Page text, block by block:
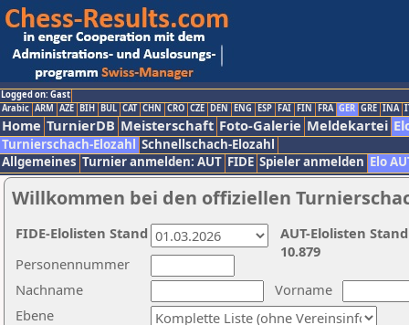
Logged on: Gast
Arabic ARM AZE BIH BUL CAT CHN CRO CZE DEN ENG ESP FAI FIN FRA GER GRE INA
Home TurnierDB Meisterschaft Foto-Galerie Meldekartei
Turnierschach-Elozahl Schnellschach-Elozahl
Allgemeines Turnier anmelden: AUT FIDE Spieler anmelden Elo
Willkommen bei den offiziellen
Nachname
Vorname
Ebene
Personennummer
AUT-Elolisten
10.879
FIDE-Elolisten Stand